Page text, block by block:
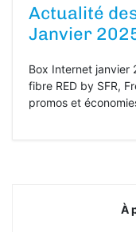
Actualité
Janvier
Box Internet janvier
fibre RED by SFR,
promos et
À